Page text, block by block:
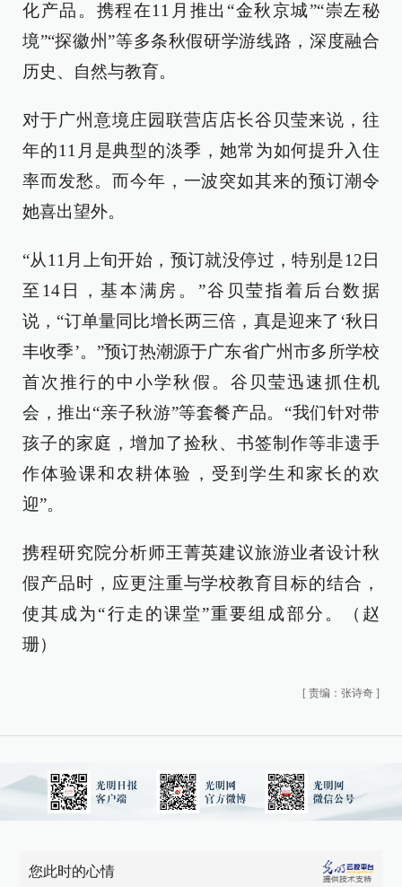
化产品。携程在11月推出“金秋京城”“崇左秘
境”“探徽州”等多条秋假研学游线路，深度融合
历史、自然与教育。
对于广州意境庄园联营店店长谷贝莹来说，往
年的11月是典型的淡季，她常为如何提升入住
率而发愁。而今年，一波突如其来的预订潮令
她喜出望外。
“从11月上旬开始，预订就没停过，特别是12日
至14日，基本满房。”谷贝莹指着后台数据
说，“订单量同比增长两三倍，真是迎来了‘秋日
丰收季’。”预订热潮源于广东省广州市多所学校
首次推行的中小学秋假。谷贝莹迅速抓住机
会，推出“亲子秋游”等套餐产品。“我们针对带
孩子的家庭，增加了捡秋、书签制作等非遗手
作体验课和农耕体验，受到学生和家长的欢
迎”。
携程研究院分析师王菁英建议旅游业者设计秋
假产品时，应更注重与学校教育目标的结合，
使其成为“行走的课堂”重要组成部分。（赵
珊）
[ 责编：张诗奇 ]
您此时的心情